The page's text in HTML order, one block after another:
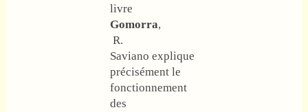
livre
Gomorra,
R.
Saviano explique
précisément le
fonctionnement
des